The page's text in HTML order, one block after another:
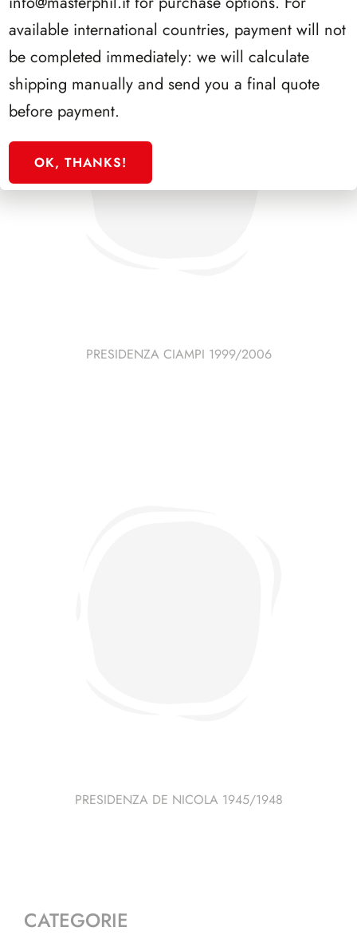
PRESIDENZA CIAMPI 1999/2006
PRESIDENZA DE NICOLA 1945/1948
CATEGORIE
available international countries, payment will not
be completed immediately: we will calculate
shipping manually and send you a final quote
before payment.
OK, THANKS!